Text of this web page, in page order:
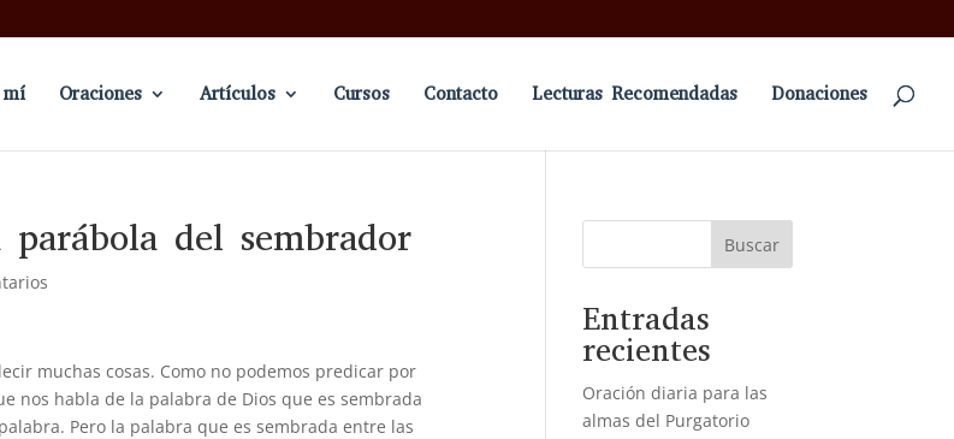
mí Oraciones Artículos Cursos Contacto Lecturas Recomendadas Donaciones
del sembrador
muchas cosas. Como no podemos predicar por
nos habla de la palabra de Dios que es sembrada
Pero la palabra que es sembrada entre las
Buscar
Entradas
recientes
Oración diaria para las
almas del Purgatorio